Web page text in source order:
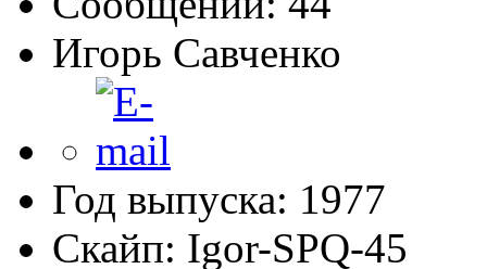
Игорь Савченко
Год выпуска: 1977
Скайп: Igor-SPQ-45